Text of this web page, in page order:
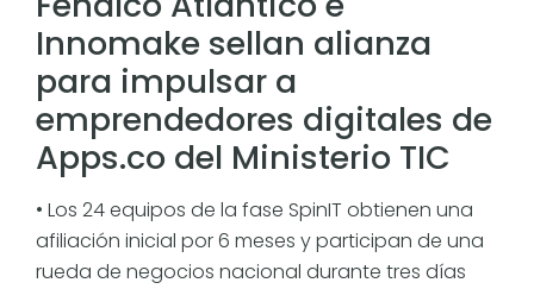
Innomake sellan alianza
para impulsar a
emprendedores digitales de
Apps.co del Ministerio TIC
• Los 24 equipos de la fase SpinIT obtienen una
afiliación inicial por 6 meses y participan de una
rueda de negocios nacional durante tres días